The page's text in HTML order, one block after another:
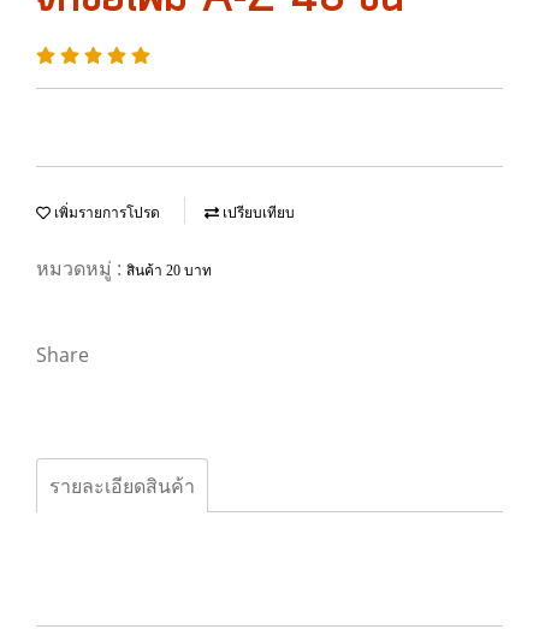
เพิ่มรายการโปรด เปรียบเทียบ
หมวดหมู่ : สินค้า 20 บาท
Share
รายละเอียดสินค้า